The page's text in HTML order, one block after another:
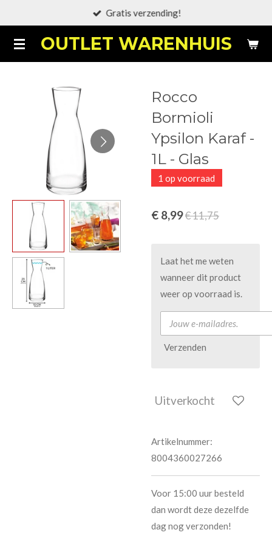
naar
de
OUTLET WARENHUIS
Gratis verzending!
Rocco
Bormioli
Ypsilon Karaf -
1L - Glas
1 op voorraad
€ 8,99€ 11,75
Laat het me weten
wanneer dit product
weer op voorraad is.
Verzenden
Uitverkocht
Artikelnummer:
8004360027266
Voor 15:00 uur besteld
dan wordt deze dezelfde
dag nog verzonden!